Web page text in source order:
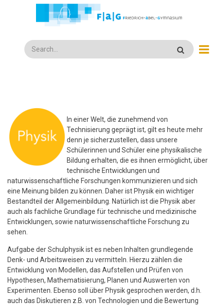
Search
In einer Welt, die zunehmend von
Technisierung geprägt ist, gilt es heute mehr
denn je sicherzustellen, dass unsere
Schülerinnen und Schüler eine physikalische
Bildung erhalten, die es ihnen ermöglicht, über
technische Entwicklungen und
naturwissenschaftliche Forschungen kommunizieren und sich
eine Meinung bilden zu können. Daher ist Physik ein wichtiger
Bestandteil der Allgemeinbildung. Natürlich ist die Physik aber
auch als fachliche Grundlage für technische und medizinische
Entwicklungen, sowie naturwissenschaftliche Forschung zu
sehen.
Aufgabe der Schulphysik ist es neben Inhalten grundlegende
Denk- und Arbeitsweisen zu vermitteln. Hierzu zählen die
Entwicklung von Modellen, das Aufstellen und Prüfen von
Hypothesen, Mathematisierung, Planen und Auswerten von
Experimenten. Ebenso soll über Physik gesprochen werden, d.h.
auch das Diskutieren z.B. von Technologien und die Bewertung